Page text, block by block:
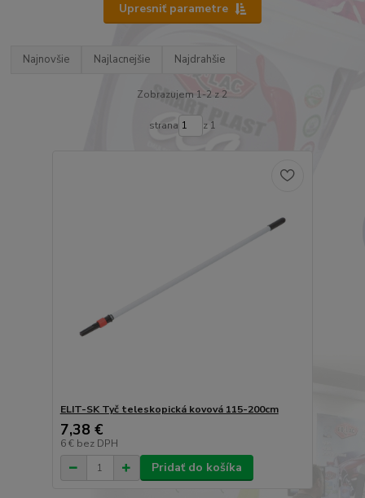
Upresniť parametre
Najnovšie Najlacnejšie Najdrahšie
Zobrazujem 1-2 z 2
strana z 1
ELIT-SK Tyč teleskopická kovová 115-200cm
7,38 €
6 € bez DPH
Pridať do košíka